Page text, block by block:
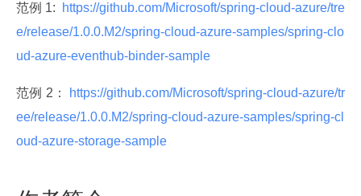
范例 1:
https://github.com/Microsoft/spring-cloud-azure/tre
e/release/1.0.0.M2/spring-cloud-azure-samples/spring-clo
ud-azure-eventhub-binder-sample
范例 2：
https://github.com/Microsoft/spring-cloud-azure/tr
ee/release/1.0.0.M2/spring-cloud-azure-samples/spring-cl
oud-azure-storage-sample